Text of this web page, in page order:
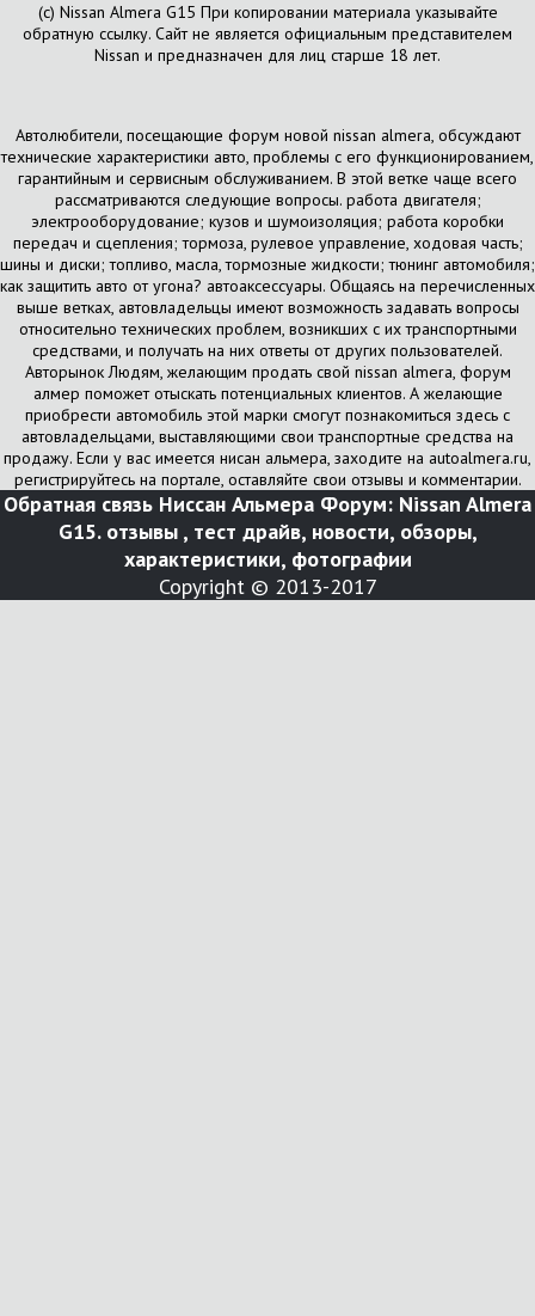
(с) Nissan Almera G15 При копировании материала указывайте
обратную ссылку. Сайт не является официальным представителем
Nissan и предназначен для лиц старше 18 лет.
Автолюбители, посещающие форум новой nissan almera, обсуждают
технические характеристики авто, проблемы с его функционированием,
гарантийным и сервисным обслуживанием. В этой ветке чаще всего
рассматриваются следующие вопросы. работа двигателя;
электрооборудование; кузов и шумоизоляция; работа коробки
передач и сцепления; тормоза, рулевое управление, ходовая часть;
шины и диски; топливо, масла, тормозные жидкости; тюнинг автомобиля;
как защитить авто от угона? автоаксессуары. Общаясь на перечисленных
выше ветках, автовладельцы имеют возможность задавать вопросы
относительно технических проблем, возникших с их транспортными
средствами, и получать на них ответы от других пользователей.
Авторынок Людям, желающим продать свой nissan almera, форум
алмер поможет отыскать потенциальных клиентов. А желающие
приобрести автомобиль этой марки смогут познакомиться здесь с
автовладельцами, выставляющими свои транспортные средства на
продажу. Если у вас имеется нисан альмера, заходите на autoalmera.ru,
регистрируйтесь на портале, оставляйте свои отзывы и комментарии.
Обратная связь Ниссан Альмера Форум: Nissan Almera
G15. отзывы , тест драйв, новости, обзоры,
характеристики, фотографии
Copyright © 2013-2017